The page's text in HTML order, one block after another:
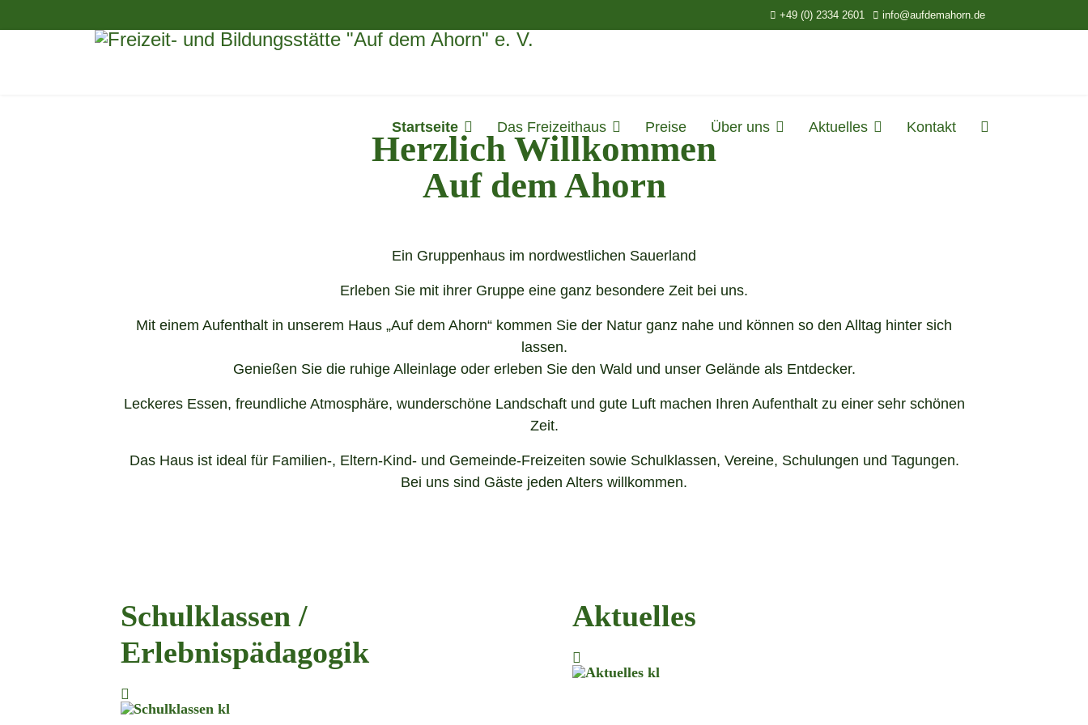
+49 (0) 2334 2601 info@aufdemahorn.de
Startseite Das Freizeithaus Preise Über uns Aktuelles Kontakt
Herzlich Willkommen
Auf dem Ahorn
Ein Gruppenhaus im nordwestlichen Sauerland
Erleben Sie mit ihrer Gruppe eine ganz besondere Zeit bei uns.
Mit einem Aufenthalt in unserem Haus „Auf dem Ahorn“ kommen Sie der Natur ganz nahe und können so den Alltag hinter sich
lassen.
Genießen Sie die ruhige Alleinlage oder erleben Sie den Wald und unser Gelände als Entdecker.
Leckeres Essen, freundliche Atmosphäre, wunderschöne Landschaft und gute Luft machen Ihren Aufenthalt zu einer sehr schönen
Zeit.
Das Haus ist ideal für Familien-, Eltern-Kind- und Gemeinde-Freizeiten sowie Schulklassen, Vereine, Schulungen und Tagungen.
Bei uns sind Gäste jeden Alters willkommen.
Schulklassen /
Erlebnispädagogik
Aktuelles